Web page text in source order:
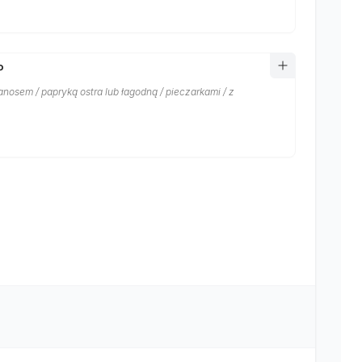
/ papryką ostra lub łagodną / pieczarkami / z